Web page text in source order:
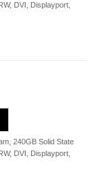
DVI, Displayport,
240GB Solid State
DVI, Displayport,